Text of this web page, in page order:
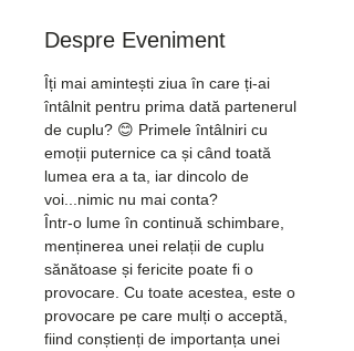
Despre Eveniment
Îți mai amintești ziua în care ți-ai
întâlnit pentru prima dată partenerul
de cuplu? 😊 Primele întâlniri cu
emoții puternice ca și când toată
lumea era a ta, iar dincolo de
voi...nimic nu mai conta?
Într-o lume în continuă schimbare,
menținerea unei relații de cuplu
sănătoase și fericite poate fi o
provocare. Cu toate acestea, este o
provocare pe care mulți o acceptă,
fiind conștienți de importanța unei